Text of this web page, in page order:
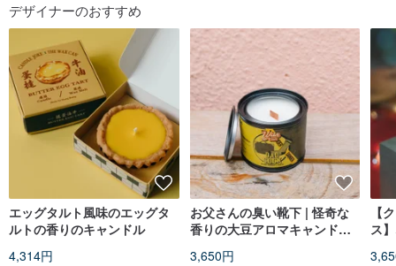
デザイナーのおすすめ
エッグタルト風味のエッグタ
ルトの香りのキャンドル
4,314円
お父さんの臭い靴下 | 怪奇な
香りの大豆アロマキャンドル
3,650円
【
ス